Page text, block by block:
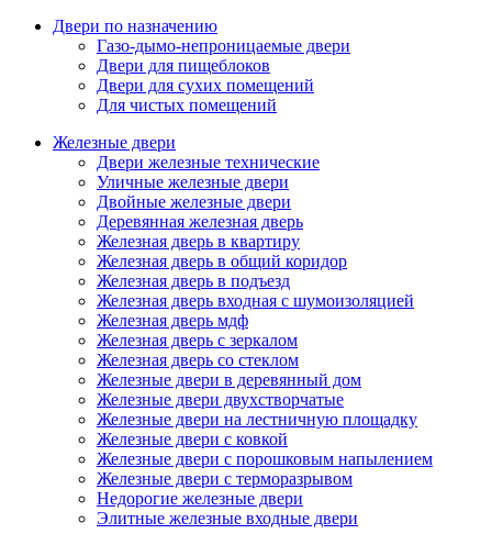
Двери по назначению
Газо-дымо-непроницаемые двери
Двери для пищеблоков
Двери для сухих помещений
Для чистых помещений
Железные двери
Двери железные технические
Уличные железные двери
Двойные железные двери
Деревянная железная дверь
Железная дверь в квартиру
Железная дверь в общий коридор
Железная дверь в подъезд
Железная дверь входная с шумоизоляцией
Железная дверь мдф
Железная дверь с зеркалом
Железная дверь со стеклом
Железные двери в деревянный дом
Железные двери двухстворчатые
Железные двери на лестничную площадку
Железные двери с ковкой
Железные двери с порошковым напылением
Железные двери с терморазрывом
Недорогие железные двери
Элитные железные входные двери